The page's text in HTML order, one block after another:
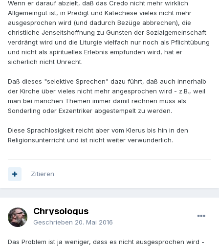
Wenn er darauf abzielt, daß das Credo nicht mehr wirklich
Allgemeingut ist, in Predigt und Katechese vieles nicht mehr
ausgesprochen wird (und dadurch Bezüge abbrechen), die
christliche Jenseitshoffnung zu Gunsten der Sozialgemeinschaft
verdrängt wird und die Liturgie vielfach nur noch als Pflichtübung
und nicht als spirituelles Erlebnis empfunden wird, hat er
sicherlich nicht Unrecht.
Daß dieses "selektive Sprechen" dazu führt, daß auch innerhalb
der Kirche über vieles nicht mehr angesprochen wird - z.B., weil
man bei manchen Themen immer damit rechnen muss als
Sonderling oder Exzentriker abgestempelt zu werden.
Diese Sprachlosigkeit reicht aber vom Klerus bis hin in den
Religionsunterricht und ist nicht weiter verwunderlich.
Zitieren
Chrysologus
Geschrieben 20. Mai 2016
Das Problem ist ja weniger, dass es nicht ausgesprochen wird -